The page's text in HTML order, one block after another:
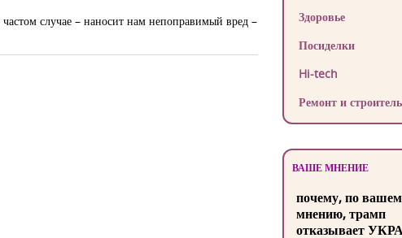
случае – наносит нам непоправимый вред –
Здоровье
Посиделки
Hi-tech
Ремонт и
ВАШЕ МНЕНИЕ
почему, по
мнению, трамп
отказывает